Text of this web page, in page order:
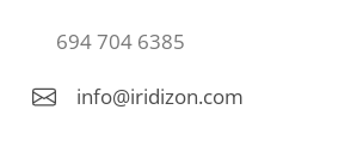
694 704 6385
info@iridizon.com